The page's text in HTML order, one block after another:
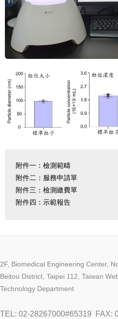
附件一：檢測範疇
附件二：服務申請單
附件三：檢測繳費單
附件四：示範報告
2F, Biomedical Engineering Center,
Beitou District, Taipei 112, Taiwan
Technology Department
TEL: 02-28267000#65319 FAX: